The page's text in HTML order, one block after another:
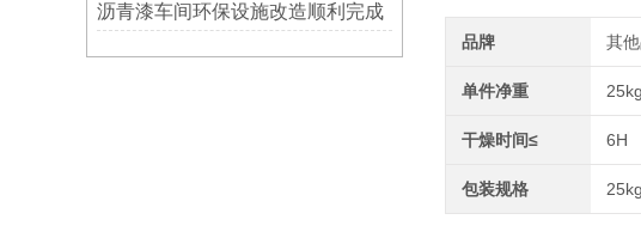
沥青漆车间环保设施改造顺利完成
品牌 其
单件净重 25kg
干燥时间≤ 6H
包装规格 25kg